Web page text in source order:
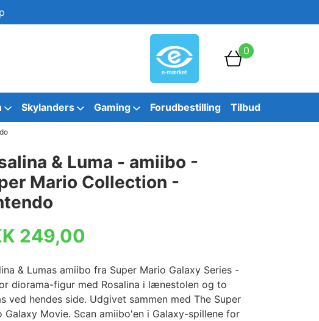
0
Skylanders Gaming Forudbestilling Tilbud
& Luma - amiibo -
Mario Collection -
249,00
& Lumas amiibo fra Super Mario Galaxy Series -
diorama-figur med Rosalina i lænestolen og to
ved hendes side. Udgivet sammen med The Super
Galaxy Movie. Scan amiibo'en i Galaxy-spillene for